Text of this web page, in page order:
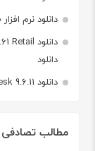
دانلود نرم افزار winrar 7.20 وین رار
دانلود
دانلود anydesk 9.6.11 کنترل ویندوز از راه دور
مطالب تصادفی